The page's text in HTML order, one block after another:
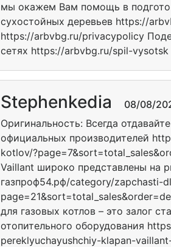
мы окажем Вам помощь в
сухостойных деревьев https://
https://arbvbg.ru/privacypolicy
сетях https://arbvbg.ru/spil-vysotsk
Stephenkedia 08/08/
Оригинальность: Всегда
официальных производителей
kotlov/
Vaillant широко представлены на
газпроф54.рф/category/zapchasti-
для газовых котлов – это залог
отопительного оборудования
pereklyuchayushchiy-klapan-